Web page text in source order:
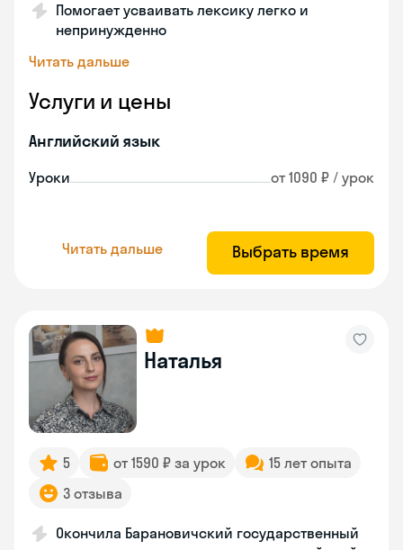
Помогает усваивать лексику легко и
непринужденно
Читать дальше
Услуги и цены
Английский язык
Уроки от 1090 ₽ / урок
Читать дальше Выбрать время
Наталья
5 от 1590 ₽ за урок
15 лет опыта
3 отзыва
Окончила Барановичский государственный